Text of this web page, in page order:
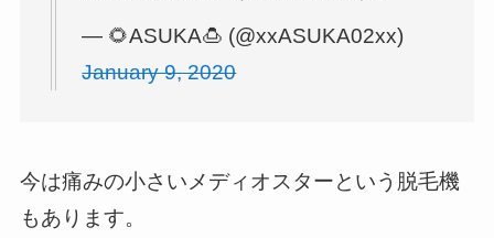
— 🌻ASUKA🍮 (@xxASUKA02xx)
January 9, 2020
今は痛みの小さいメディオスターという脱毛機
もあります。